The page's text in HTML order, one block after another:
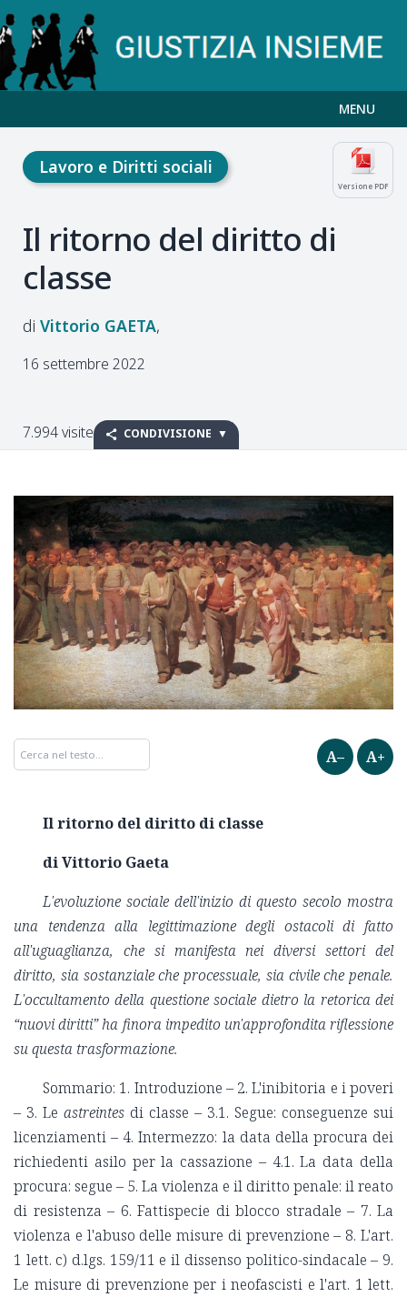
MENU
Versione PDF
Lavoro e Diritti sociali
Il ritorno del diritto di
classe
Vittorio GAETA
16 settembre 2022
7.994 visite CONDIVISIONE
A– A+
Il ritorno del diritto di classe
di Vittorio Gaeta
L'evoluzione sociale dell'inizio di questo secolo mostra
una tendenza alla legittimazione degli ostacoli di fatto
all'uguaglianza, che si manifesta nei diversi settori del
diritto, sia sostanziale che processuale, sia civile che penale.
L'occultamento della questione sociale dietro la retorica dei
“nuovi diritti” ha finora impedito un'approfondita riflessione
su questa trasformazione.
Sommario: 1. Introduzione – 2. L'inibitoria e i poveri
– 3. Le astreintes di classe – 3.1. Segue: conseguenze sui
licenziamenti – 4. Intermezzo: la data della procura dei
richiedenti asilo per la cassazione – 4.1. La data della
procura: segue – 5. La violenza e il diritto penale: il reato
di resistenza – 6. Fattispecie di blocco stradale – 7. La
violenza e l'abuso delle misure di prevenzione – 8. L'art.
1 lett. c) d.lgs. 159/11 e il dissenso politico-sindacale – 9.
Le misure di prevenzione per i neofascisti e l'art. 1 lett.